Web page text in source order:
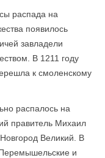
распада на
появилось
завладели
В 1211 году
к смоленскому
распалось на
правитель Михаил
Великий. В
Перемышельские и